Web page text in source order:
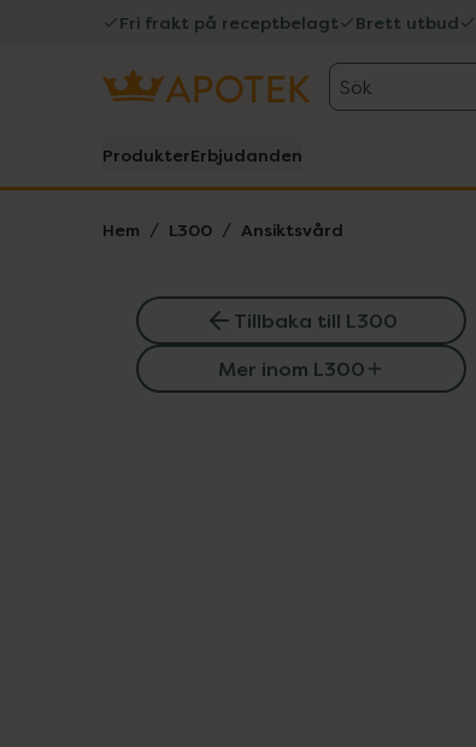
Fri frakt på receptbelagt Brett utbud
Sök
ProdukterErbjudanden
Hem L300 Ansiktsvård
Tillbaka till L300
Mer inom L300